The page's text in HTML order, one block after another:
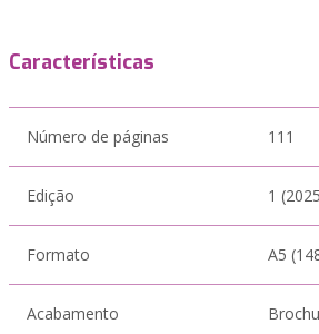
Características
Número de páginas 111
Edição 1
Formato A5
Acabamento